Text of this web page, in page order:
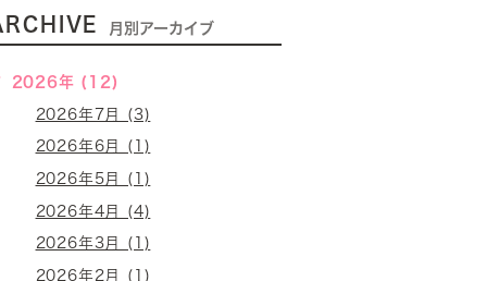
月別アーカイブ
2026年 (12)
2026年7月 (3)
2026年6月 (1)
2026年5月 (1)
2026年4月 (4)
2026年3月 (1)
2026年2月 (1)